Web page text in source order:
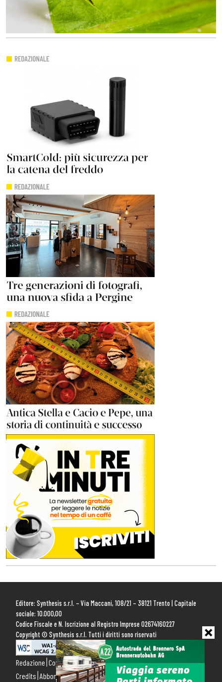
Editore: Synthesis s.r.l. – Via Maccani, 108/21 – 38121 Trento | Capitale
sociale: 10.000,00
Codice Fiscale e N. Iscrizione al Registro Imprese 02674160227
Copyright © Synthesis s.r.l. Tutti i diritti sono riservati
Redazione Contattaci Pubblicità Privacy Policy Cookie Policy
Credits Abbonamenti